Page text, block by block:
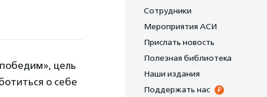
цель
о себе
Сотрудники
Мероприятия АСИ
Прислать новость
Полезная библиотека
Наши издания
Поддержать нас